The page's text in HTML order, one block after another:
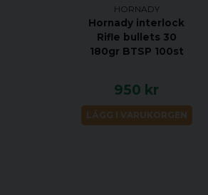
HORNADY
Hornady interlock
Rifle bullets 30
180gr BTSP 100st
950 kr
LÄGG I VARUKORGEN